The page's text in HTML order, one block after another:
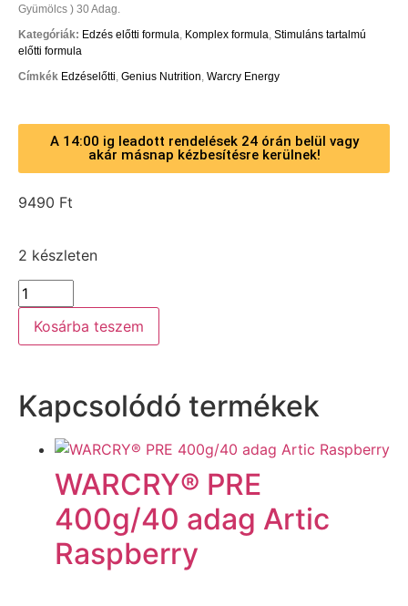
Gyümölcs ) 30 Adag.
Kategóriák: Edzés előtti formula, Komplex formula, Stimuláns tartalmú
előtti formula
Címkék Edzéselőtti, Genius Nutrition, Warcry Energy
A 14:00 ig leadott rendelések 24 órán belül vagy
akár másnap kézbesítésre kerülnek!
9490 Ft
2 készleten
Kosárba teszem
Kapcsolódó termékek
WARCRY® PRE
400g/40 adag Artic
Raspberry